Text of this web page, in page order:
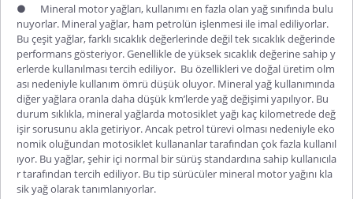
●
Mineral motor yağları, kullanımı en fazla olan yağ sınıfında bulu
nuyorlar. Mineral yağlar, ham petrolün işlenmesi ile imal ediliyorlar.
Bu çeşit yağlar, farklı sıcaklık değerlerinde değil tek sıcaklık değerinde
performans gösteriyor. Genellikle de yüksek sıcaklık değerine sahip y
erlerde kullanılması tercih ediliyor. Bu özellikleri ve doğal üretim olm
ası nedeniyle kullanım ömrü düşük oluyor. Mineral yağ kullanımında
diğer yağlara oranla daha düşük km’lerde yağ değişimi yapılıyor. Bu
durum sıklıkla, mineral yağlarda motosiklet yağı kaç kilometrededeğ
işirsorusunu akla getiriyor.Ancak petrol türevi olması nedeniyle eko
nomik oluğundan motosiklet kullananlartarafından çok fazla kullanıl
ıyor. Bu yağlar, şehir içi normal bir sürüş standardına sahip kullanıcıla
r tarafından tercih ediliyor. Bu tip sürücüler mineral motor yağını kla
sik yağ olarak tanımlanıyorlar.